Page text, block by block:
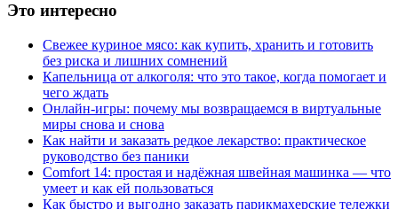
Это интересно
Свежее куриное мясо: как купить, хранить и готовить
без риска и лишних сомнений
Капельница от алкоголя: что это такое, когда помогает и
чего ждать
Онлайн-игры: почему мы возвращаемся в виртуальные
миры снова и снова
Как найти и заказать редкое лекарство: практическое
руководство без паники
Comfort 14: простая и надёжная швейная машинка — что
умеет и как ей пользоваться
Как быстро и выгодно заказать парикмахерские тележки